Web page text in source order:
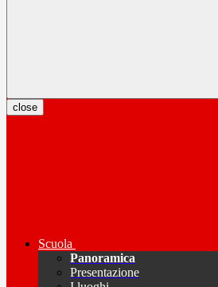
close
Scuola
Panoramica
Presentazione